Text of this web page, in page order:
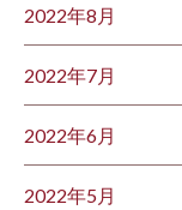
2022年8月
2022年7月
2022年6月
2022年5月